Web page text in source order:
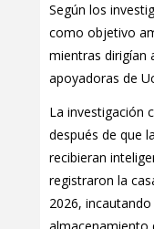
Según los
como objetivo
mientras dirigían
apoyadoras de
La investigación
después de que
recibieran
registraron la
2026,